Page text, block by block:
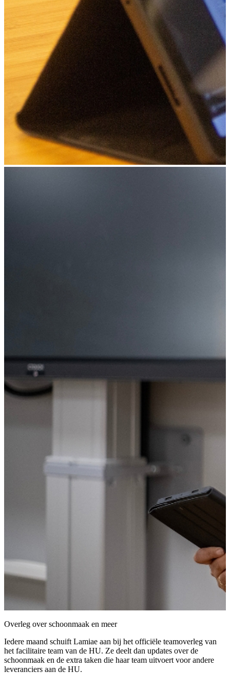
Overleg over schoonmaak en meer
Iedere maand schuift Lamiae aan bij het officiële teamoverleg van
het facilitaire team van de HU. Ze deelt dan updates over de
schoonmaak en de extra taken die haar team uitvoert voor andere
leveranciers aan de HU.